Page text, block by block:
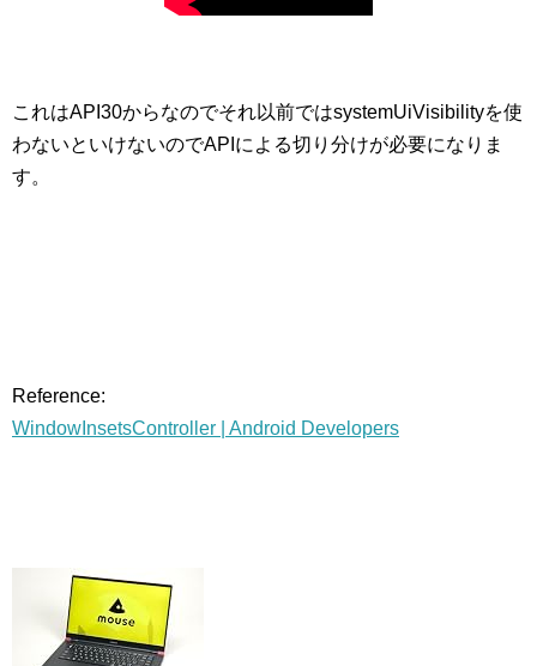
これはAPI30からなのでそれ以前ではsystemUiVisibilityを使
わないといけないのでAPIによる切り分けが必要になりま
す。
Reference:
WindowInsetsController | Android Developers